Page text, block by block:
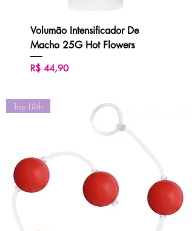
Volumão Intensificador De
Macho 25G Hot Flowers
Preço
R$ 44,90
Top Lilith